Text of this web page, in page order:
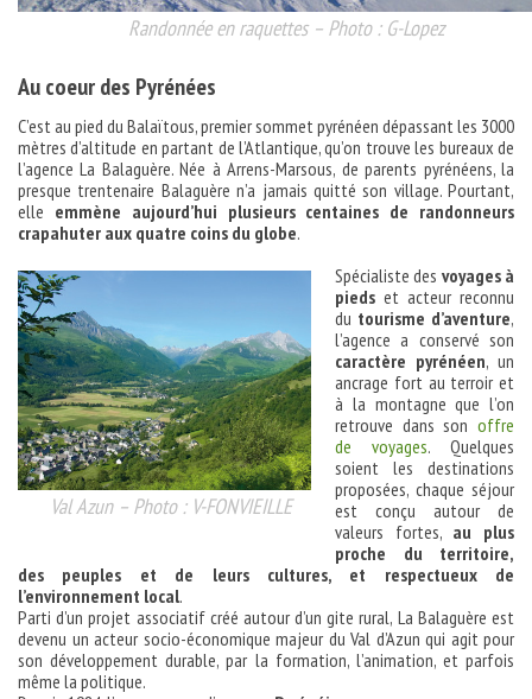
Randonnée en raquettes – Photo : G-Lopez
Au coeur des Pyrénées
C’est au pied du Balaïtous, premier sommet pyrénéen dépassant les 3000
mètres d’altitude en partant de l’Atlantique, qu’on trouve les bureaux de
l’agence La Balaguère. Née à Arrens-Marsous, de parents pyrénéens, la
presque trentenaire Balaguère n’a jamais quitté son village. Pourtant,
elle emmène aujourd’hui plusieurs centaines de randonneurs
crapahuter aux quatre coins du globe.
Val Azun – Photo : V-FONVIEILLE
Spécialiste des voyages à
pieds et acteur reconnu
du tourisme d’aventure,
l’agence a conservé son
caractère pyrénéen, un
ancrage fort au terroir et
à la montagne que l’on
retrouve dans son offre
de voyages. Quelques
soient les destinations
proposées, chaque séjour
est conçu autour de
valeurs fortes, au plus
proche du territoire,
des peuples et de leurs cultures, et respectueux de
l’environnement local.
Parti d’un projet associatif créé autour d’un gite rural, La Balaguère est
devenu un acteur socio-économique majeur du Val d’Azun qui agit pour
son développement durable, par la formation, l’animation, et parfois
même la politique.